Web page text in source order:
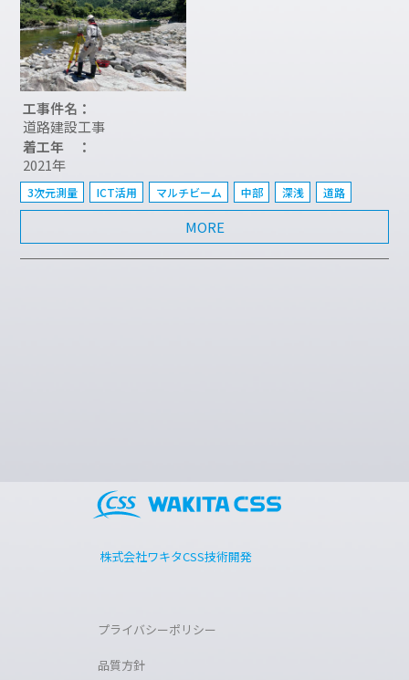
工事件名：
道路建設工事
着工年 ：
2021年
3次元測量 ICT活用 マルチビーム 中部 深浅 道路
MORE
プライバシーポリシー
品質方針